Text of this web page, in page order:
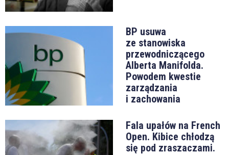
BP usuwa
ze stanowiska
przewodniczącego
Alberta Manifolda.
Powodem kwestie
zarządzania
i zachowania
Fala upałów na French
Open. Kibice chłodzą
się pod zraszaczami.